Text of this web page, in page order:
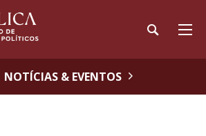
NOTÍCIAS & EVENTOS